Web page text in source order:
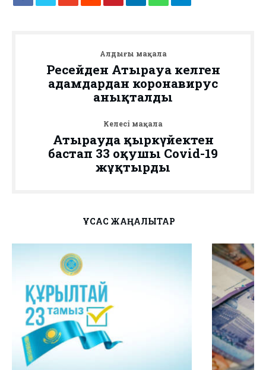
Алдыңғы мақала
Ресейден Атырауға келген
адамдардан коронавирус
анықталды
Келесі мақала
Атырауда қыркүйектен
бастап 33 оқушы Covid-19
жұқтырды
ҰҚСАС ЖАҢАЛЫҚТАР